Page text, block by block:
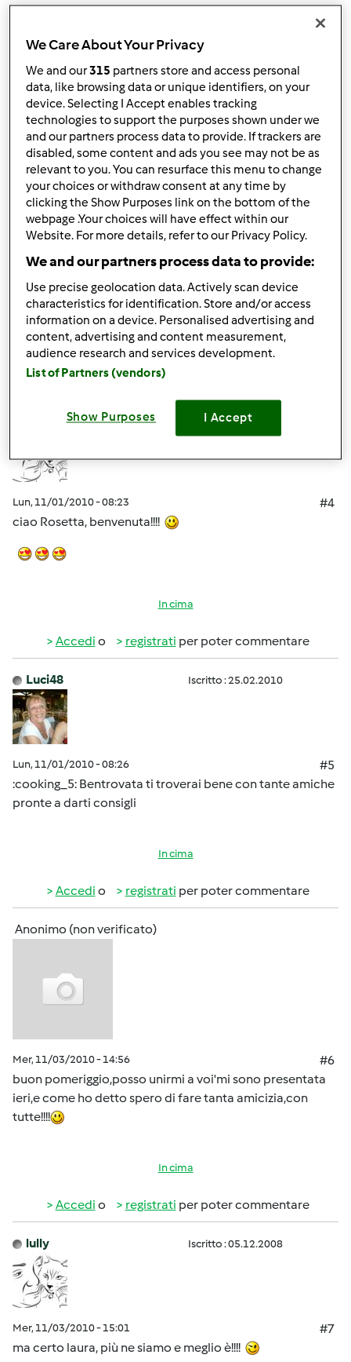
rosetta 55 (non verificato)
Dom, 10/31/2010 - 22:33
grazie chocolate hai ragione il BiMBY ti cambia la
vita a presto
buonanotte
In cima
Accedio registrati
Iscritto : 05.12.2008
Lun, 11/01/2010 - 08:23
#4
ciao Rosetta, benvenuta!!!!
In cima
Accedi o registrati per poter commentare
Luci48 Iscritto : 25.02.2010
Lun, 11/01/2010 - 08:26
#5
:cooking_5: Bentrovata ti troverai bene con tante amiche
pronte a darti consigli
In cima
Accedi o registrati per poter commentare
Anonimo (non verificato)
Mer, 11/03/2010 - 14:56
#6
buon pomeriggio,posso unirmi a voi'mi sono presentata
ieri,e come ho detto spero di fare tanta amicizia,con
tutte!!!!
In cima
Accedi o registrati per poter commentare
lully Iscritto : 05.12.2008
Mer, 11/03/2010 - 15:01
#7
ma certo laura, più ne siamo e meglio è!!!!
We Care About Your Privacy
We and our315 partners store and access personal
data, like browsing data or unique identifiers, on your
device. Selecting I Accept enables tracking
technologies to support the purposes shown under we
and our partners process data to provide. If trackers are
disabled, some content and ads you see may not be as
relevant to you. You can resurface this menu to change
your choices or withdraw consent at any time by
clicking the Show Purposes link on the bottom of the
webpage .Your choices will have effect within our
Website. For more details, refer to our Privacy Policy.
We and our partners process data to provide:
Use precise geolocation data. Actively scan device
characteristics for identification. Store and/or access
information on a device. Personalised advertising and
content, advertising and content measurement,
audience research and services development.
List of Partners (vendors)
Show Purposes I Accept